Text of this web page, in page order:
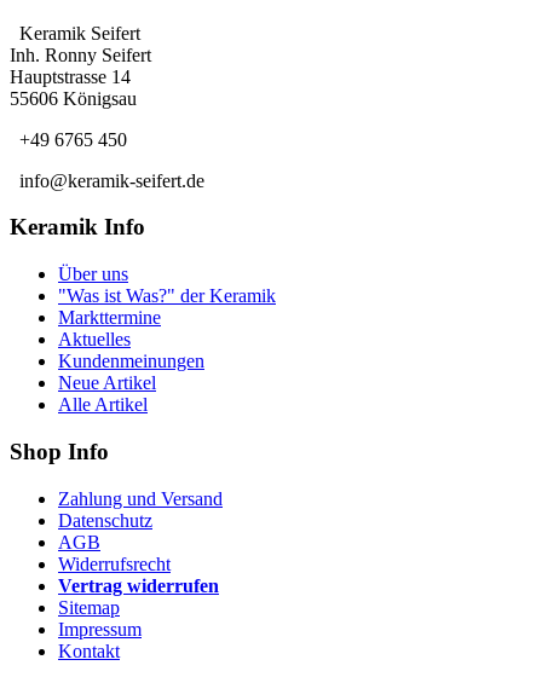
Keramik Seifert
Inh. Ronny Seifert
Hauptstrasse 14
55606 Königsau
+49 6765 450
info@keramik-seifert.de
Keramik Info
Über uns
"Was ist Was?" der Keramik
Markttermine
Aktuelles
Kundenmeinungen
Neue Artikel
Alle Artikel
Shop Info
Zahlung und Versand
Datenschutz
AGB
Widerrufsrecht
Vertrag widerrufen
Sitemap
Impressum
Kontakt